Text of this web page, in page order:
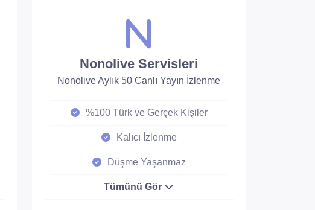
Nonolive Servisleri
Nonolive Aylık 50 Canlı Yayın İzlenme
%100 Türk ve Gerçek Kişiler
Kalıcı İzlenme
Düşme Yaşanmaz
Tümünü Gör